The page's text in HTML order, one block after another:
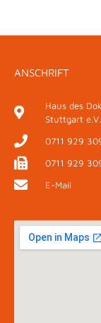
ANSCHRIFT
Haus des
Stuttgart
0711 929
0711 929
E-Mail